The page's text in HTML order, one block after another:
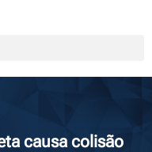
causa colisão